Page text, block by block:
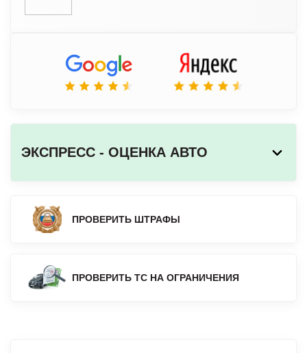
ЭКСПРЕСС - ОЦЕНКА АВТО
ПРОВЕРИТЬ ШТРАФЫ
ПРОВЕРИТЬ ТС НА ОГРАНИЧЕНИЯ